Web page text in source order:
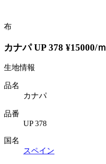
布
カナパ UP 378 ¥15000/ｍ
生地情報
品名
カナパ
品番
UP 378
国名
スペイン